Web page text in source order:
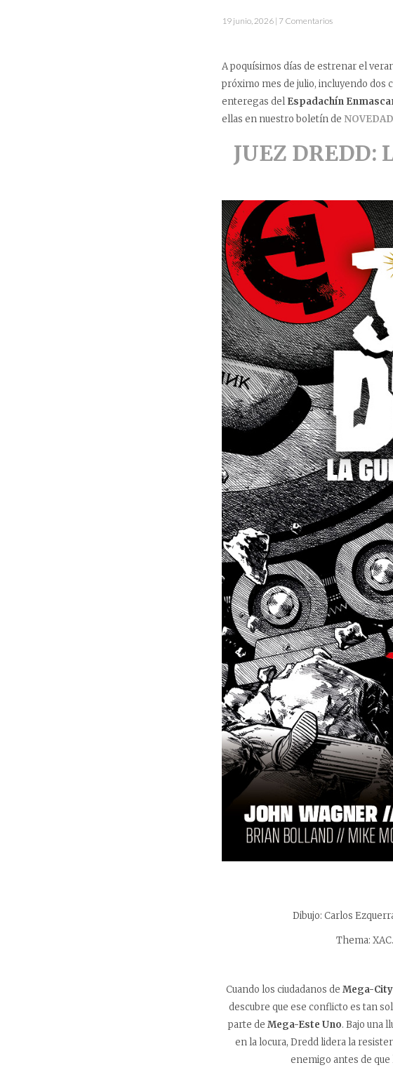
19 junio, 2026 | 7 Comentarios
A poquísimos días de estrenar el
próximo mes de julio, incluyendo dos
enteregas delEspadachín
ellas en nuestro boletín de
JUEZ DREDD:
Dibujo: Carlos
Thema:
Cuando los ciudadanos de Mega-
descubre que ese conflicto es tan
parte de Mega-Este Uno. Bajo una
en la locura, Dredd lidera la
enemigo antes de que